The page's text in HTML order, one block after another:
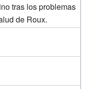
tras los problemas
de Roux.